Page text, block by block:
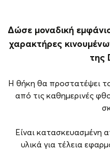
Δώσε μοναδική
χαρακτήρες
της
Η θήκη θα προστατέψει
από τις καθημερινές
Είναι κατασκευασμένη
υλικά για τέλεια